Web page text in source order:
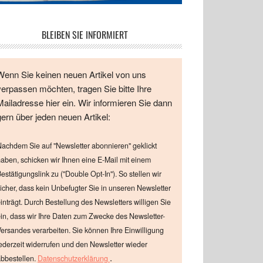
BLEIBEN SIE INFORMIERT
Sie keinen neuen Artikel von uns
möchten, tragen Sie bitte Ihre
hier ein. Wir informieren Sie dann
über jeden neuen Artikel:
Sie auf "Newsletter abonnieren" geklickt
schicken wir Ihnen eine E-Mail mit einem
zu ("Double Opt-In"). So stellen wir
dass kein Unbefugter Sie in unseren Newsletter
Durch Bestellung des Newsletters willigen Sie
dass wir Ihre Daten zum Zwecke des Newsletter-
verarbeiten. Sie können Ihre Einwilligung
widerrufen und den Newsletter wieder
Datenschutzerklärung .